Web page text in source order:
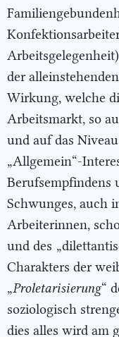
der
Wirkung, welche
Arbeitsmarkt, so
und auf das
„Allgemein“-
Berufsempfindens
Schwunges, auch
Arbeiterinnen,
und des
Charakters der
„Proletarisierung“
soziologisch
dies alles wird am